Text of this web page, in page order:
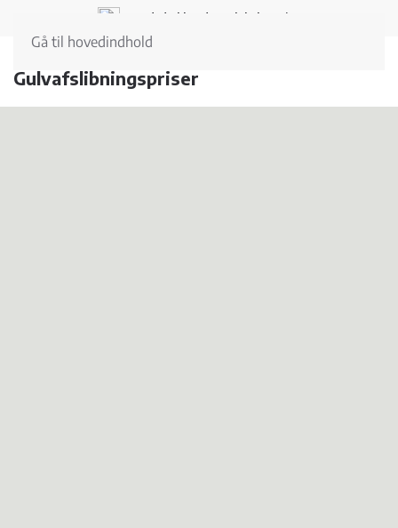
Gå til hovedindhold
Landsdækkende og lokal service